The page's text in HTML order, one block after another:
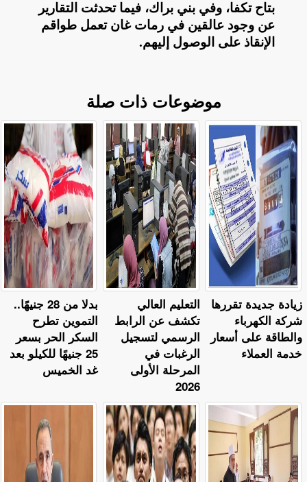
بتاح تكفا، وفي بني براك، فيما تحدثت التقارير
عن وجود عالقين في رمات غان تعمل طواقم
الإنقاذ على الوصول إليهم.
موضوعات ذات صلة
بدلا من 28 جنيهًا..
التموين تطرح
السكر الحر بسعر
25 جنيهًا للكيلو بعد
غد الخميس
التعليم العالي
تكشف عن الرابط
الرسمي لتسجيل
الرغبات في
المرحلة الأولى
2026
زيادة جديدة تقررها
شركة الكهرباء
والطاقة على أسعار
خدمة العملاء